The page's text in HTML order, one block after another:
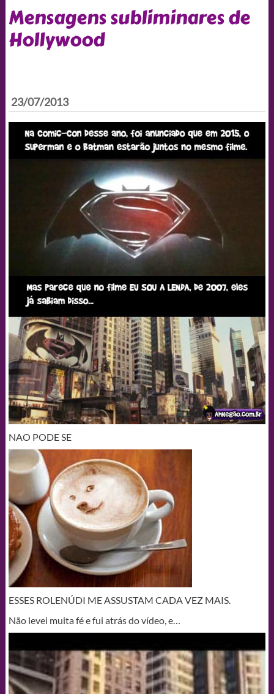
Mensagens subliminares de
Hollywood
23/07/2013
NAO PODE SE
ESSES ROLENÚDI ME ASSUSTAM CADA VEZ MAIS.
Não levei muita fé e fui atrás do vídeo, e…